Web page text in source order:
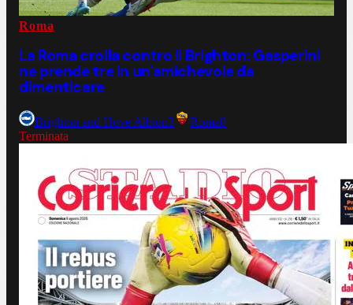
Roma
La Roma crolla contro il Brighton: Gasperini
ne prende tre in un'amichevole da
dimenticare
Brighton and Hove Albion3 Roma0
Terminata